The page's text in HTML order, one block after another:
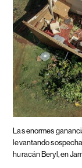
Las enormes
levantando
huracán Beryl, en